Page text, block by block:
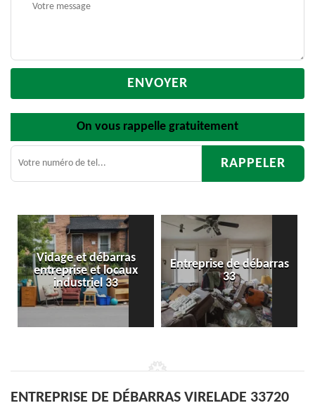
On vous rappelle gratuitement
Entreprise de débarras
33
Débarras
d'appartement 33
ENTREPRISE DE DÉBARRAS VIRELADE 33720